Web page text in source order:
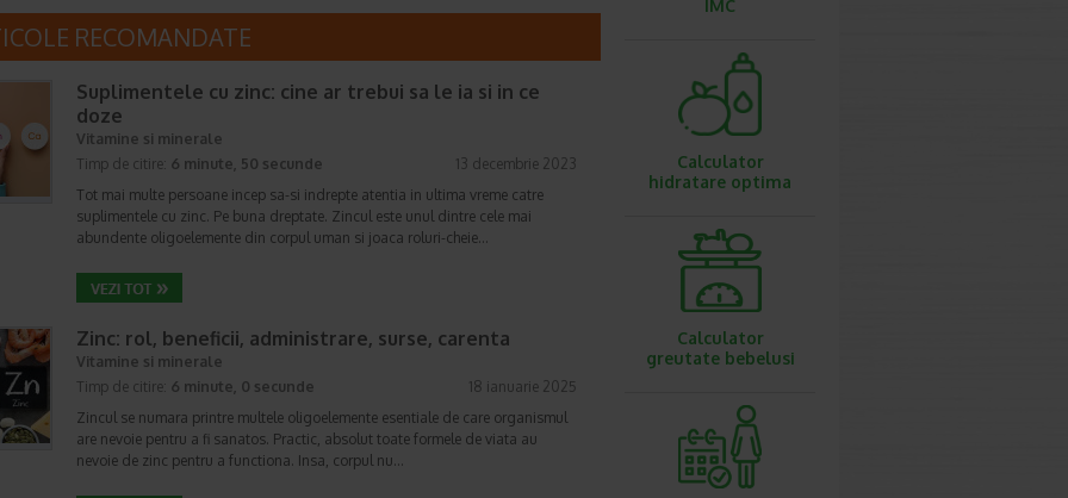
RECOMANDATE
Suplimentele cu zinc: cine ar trebui sa le ia si in ce
doze
Vitamine si minerale
Timp de citire: 6 minute, 50 secunde
13 decembrie 2023
Tot mai multe persoane incep sa-si indrepte atentia in ultima vreme catre
suplimentele cu zinc. Pe buna dreptate. Zincul este unul dintre cele mai
abundente oligoelemente din corpul uman si joaca roluri-cheie…
Zinc: rol, beneficii, administrare, surse, carenta
Vitamine si minerale
Timp de citire: 6 minute, 0 secunde
18 ianuarie 2025
Zincul se numara printre multele oligoelemente esentiale de care organismul
are nevoie pentru a fi sanatos. Practic, absolut toate formele de viata au
nevoie de zinc pentru a functiona. Insa, corpul nu…
IMC
Calculator
hidratare optima
Calculator
greutate bebelusi